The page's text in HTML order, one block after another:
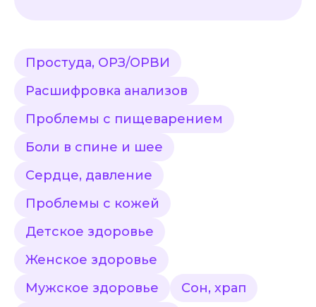
Простуда, ОРЗ/ОРВИ
Расшифровка анализов
Проблемы с пищеварением
Боли в спине и шее
Сердце, давление
Проблемы с кожей
Детское здоровье
Женское здоровье
Мужское здоровье
Сон, храп